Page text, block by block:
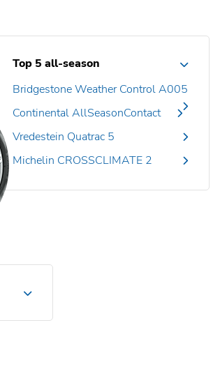
Top 5 all-season
Bridgestone Weather Control A005
Continental AllSeasonContact
Vredestein Quatrac 5
Michelin CROSSCLIMATE 2